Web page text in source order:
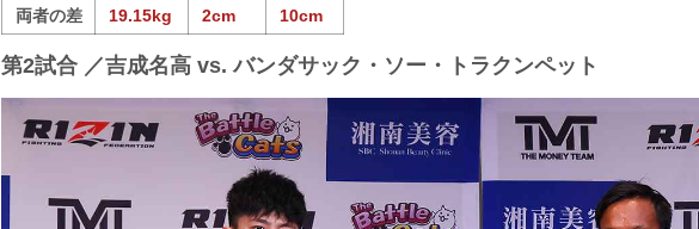
両者の差
19.15kg 2cm 10cm
第2試合 ／吉成名高 vs. バンダサック・ソー・トラクンペット